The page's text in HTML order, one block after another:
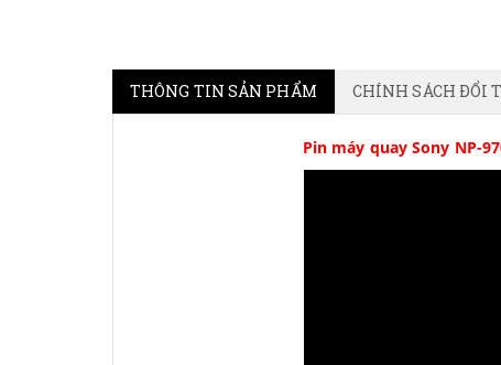
THÔNG TIN SẢN PHẨM CHÍNH SÁCH ĐỔI
Pin máy quay Sony NP-